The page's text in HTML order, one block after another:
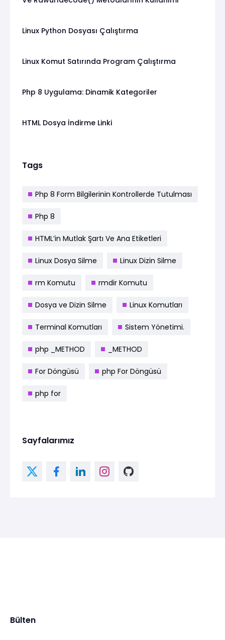
Linux Python Dosyası Çalıştırma
Linux Komut Satırında Program Çalıştırma
Php 8 Uygulama: Dinamik Kategoriler
HTML Dosya İndirme Linki
Tags
Php 8 Form Bilgilerinin Kontrollerde Tutulması
Php 8
HTML’in Mutlak Şartı Ve Ana Etiketleri
Linux Dosya Silme Linux Dizin Silme
rm Komutu rmdir Komutu
Dosya ve Dizin Silme Linux Komutları
Terminal Komutları Sistem Yönetimi.
php _METHOD _METHOD
For Döngüsü php For Döngüsü
php for
Sayfalarımız
Bülten